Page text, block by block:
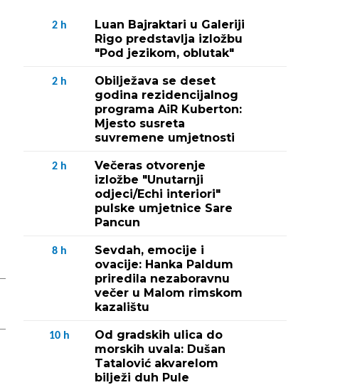
2 h
Luan Bajraktari u Galeriji
Rigo predstavlja izložbu
"Pod jezikom, oblutak"
2 h
Obilježava se deset
godina rezidencijalnog
programa AiR Kuberton:
Mjesto susreta
suvremene umjetnosti
2 h
Večeras otvorenje
izložbe "Unutarnji
odjeci/Echi interiori"
pulske umjetnice Sare
Pancun
8 h
Sevdah, emocije i
ovacije: Hanka Paldum
priredila nezaboravnu
večer u Malom rimskom
kazalištu
10 h
Od gradskih ulica do
morskih uvala: Dušan
Tatalović akvarelom
bilježi duh Pule